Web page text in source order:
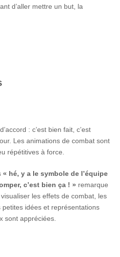
d’aller mettre un but, la
: c’est bien fait, c’est
Les animations de combat sont
répétitives à force.
« hé, y a le symbole de l’équipe
c’est bien ça ! » remarque
les effets de combat, les
idées et représentations
sont appréciées.